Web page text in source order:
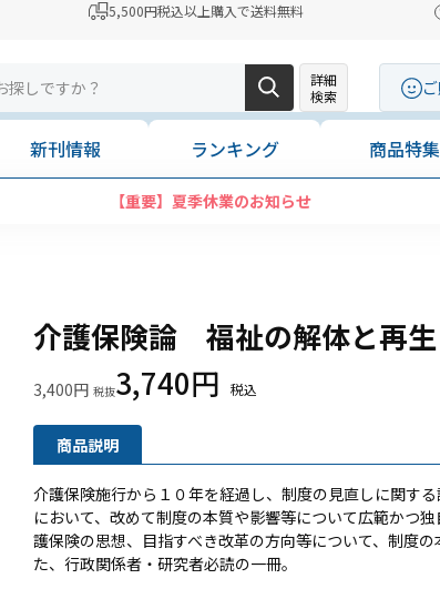
5,500円税込以上購入で送料無料
詳細
検索
新刊情報 ランキング 商品特集
【重要】夏季休業のお知らせ
介護保険論 福祉の解体と再生
3,400円 3,740円
商品説明
介護保険施行から１０年を経過し、制度の見直しに関す
において、改めて制度の本質や影響等について広範かつ
護保険の思想、目指すべき改革の方向等について、制度
た、行政関係者・研究者必読の一冊。